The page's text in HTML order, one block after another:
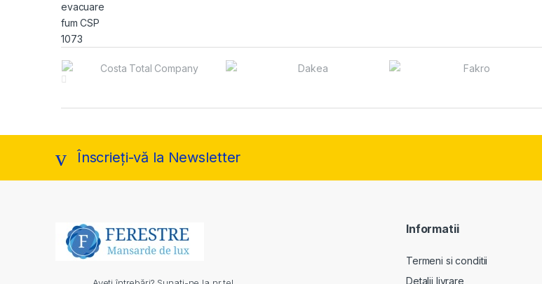
Brands Carousel
Înscrieți-vă la Newsletter
Informatii
Termeni si conditii
Detalii livrare